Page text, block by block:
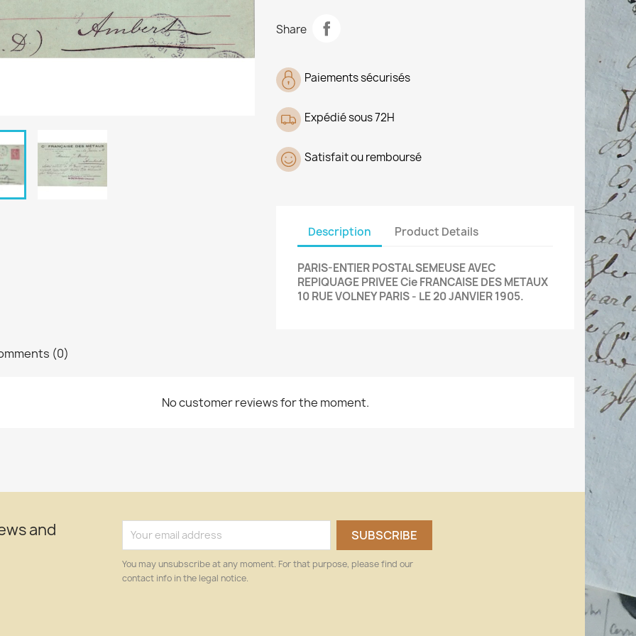
Share
Paiements sécurisés
Expédié sous 72H
Satisfait ou remboursé
Description Product Details
PARIS-ENTIER POSTAL SEMEUSE AVEC
REPIQUAGE PRIVEE Cie FRANCAISE DES METAUX
10 RUE VOLNEY PARIS - LE 20 JANVIER 1905.
(0)
No customer reviews for the moment.
and
You may unsubscribe at any moment. For that purpose, please find our
contact info in the legal notice.